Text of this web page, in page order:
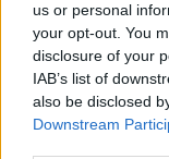
us or personal
your opt-out. You
disclosure of your
IAB’s list of
also be disclosed
Downstream
A 33 éves
technológia
zenészei
mutatnak ha
lámpákat.
mások,